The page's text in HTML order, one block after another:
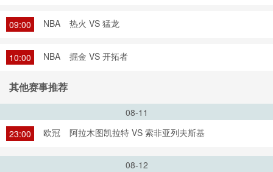
09:00 NBA 热火 VS 猛龙
10:00 NBA 掘金 VS 开拓者
其他赛事推荐
08-11
23:00
欧冠 阿拉木图凯拉特 VS 索非亚列夫斯基
08-12